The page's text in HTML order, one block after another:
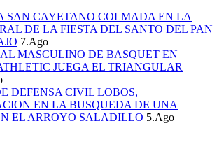
SAN CAYETANO COLMADA EN LA
DE LA FIESTA DEL SANTO DEL PAN
7.Ago
MASCULINO DE BASQUET EN
JUEGA EL TRIANGULAR
DEFENSA CIVIL LOBOS,
EN LA BUSQUEDA DE UNA
EL ARROYO SALADILLO 5.Ago